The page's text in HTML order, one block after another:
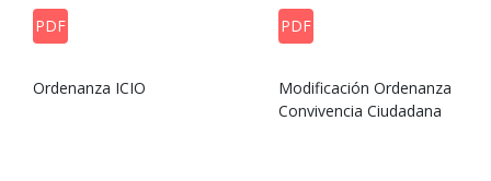
PDF
Ordenanza ICIO
PDF
Modificación Ordenanza
Convivencia Ciudadana